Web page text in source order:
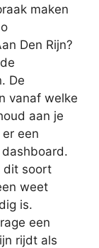
maken
Den Rijn?
De
vanaf welke
aan je
een
dit soort
weet
is.
een
rijdt als